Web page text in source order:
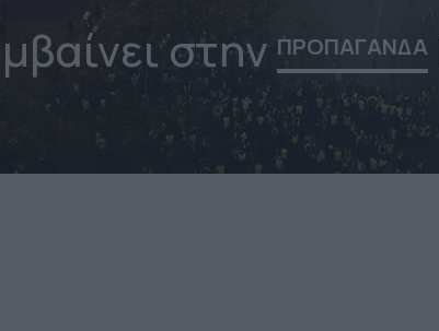
στην ΠΡΟΠΑΓΑΝΔΑ